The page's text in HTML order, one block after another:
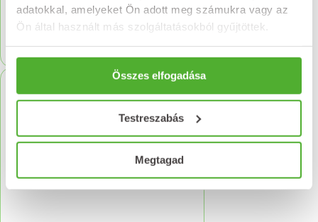
adatokkal, amelyeket Ön adott meg számukra vagy az
Ön által használt más szolgáltatásokból gyűjtöttek.
Összes elfogadása
Testreszabás
Megtagad
1 494Ft